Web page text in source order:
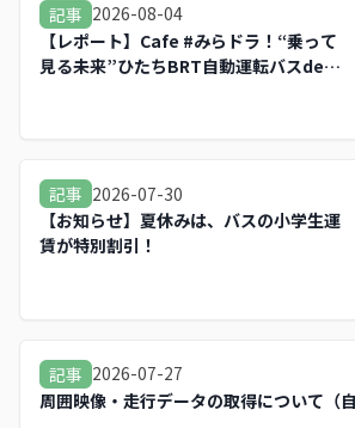
記事 2026-08-04
【レポート】Cafe #みらドラ！“乗って
見る未来”ひたちBRT自動運転バスdeド
記事 2026-07-30
【お知らせ】夏休みは、バスの小学生運
賃が特別割引！
記事 2026-07-27
周囲映像・走行データの取得について（